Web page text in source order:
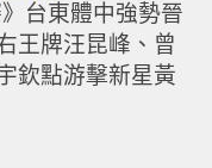
台東體中強勢晉
王牌汪昆峰、曾
欽點游擊新星黃